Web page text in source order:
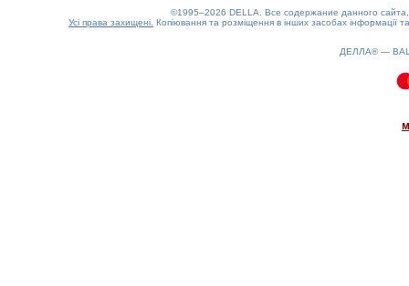
©1995–2026 DELLA. Все содержание данного
Усі права захищені. Копіювання та розміщення в інших засобах інформації
ДЕЛЛА® —